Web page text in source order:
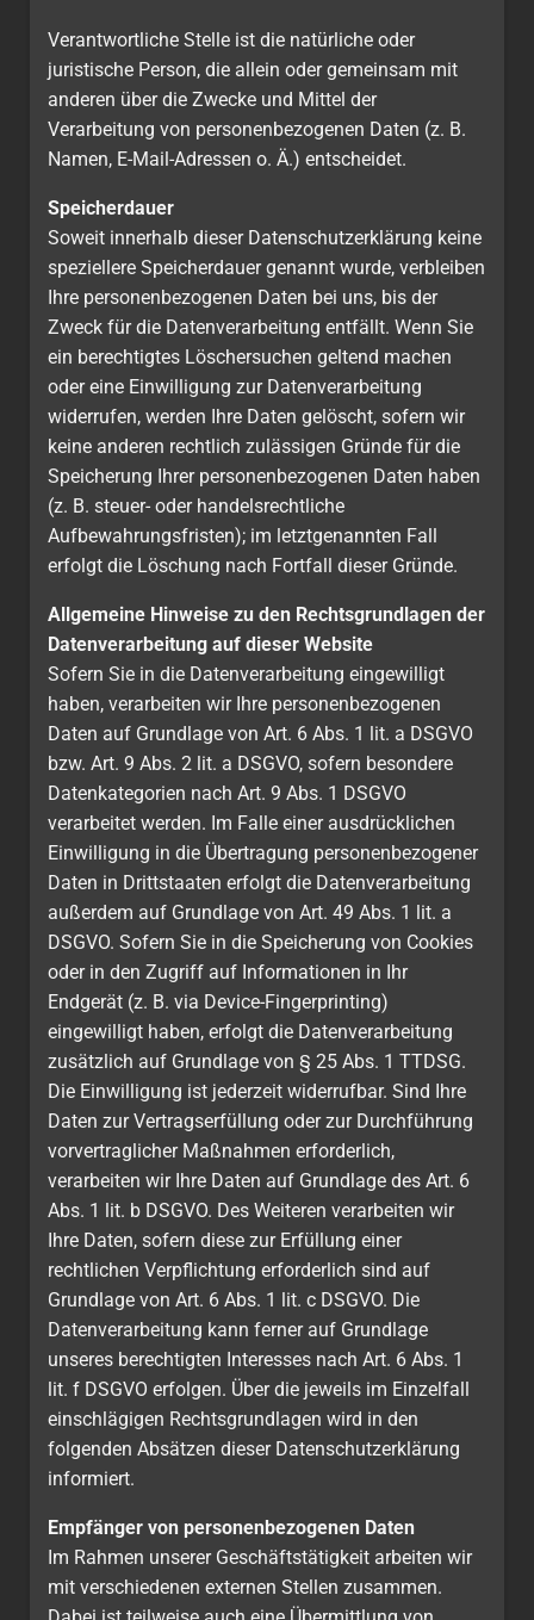
Verantwortliche Stelle ist die natürliche oder
juristische Person, die allein oder gemeinsam mit
anderen über die Zwecke und Mittel der
Verarbeitung von personenbezogenen Daten (z. B.
Namen, E-Mail-Adressen o. Ä.) entscheidet.
Speicherdauer
Soweit innerhalb dieser Datenschutzerklärung keine
speziellere Speicherdauer genannt wurde, verbleiben
Ihre personenbezogenen Daten bei uns, bis der
Zweck für die Datenverarbeitung entfällt. Wenn Sie
ein berechtigtes Löschersuchen geltend machen
oder eine Einwilligung zur Datenverarbeitung
widerrufen, werden Ihre Daten gelöscht, sofern wir
keine anderen rechtlich zulässigen Gründe für die
Speicherung Ihrer personenbezogenen Daten haben
(z. B. steuer- oder handelsrechtliche
Aufbewahrungsfristen); im letztgenannten Fall
erfolgt die Löschung nach Fortfall dieser Gründe.
Allgemeine Hinweise zu den Rechtsgrundlagen der
Datenverarbeitung auf dieser Website
Sofern Sie in die Datenverarbeitung eingewilligt
haben, verarbeiten wir Ihre personenbezogenen
Daten auf Grundlage von Art. 6 Abs. 1 lit. a DSGVO
bzw. Art. 9 Abs. 2 lit. a DSGVO, sofern besondere
Datenkategorien nach Art. 9 Abs. 1 DSGVO
verarbeitet werden. Im Falle einer ausdrücklichen
Einwilligung in die Übertragung personenbezogener
Daten in Drittstaaten erfolgt die Datenverarbeitung
außerdem auf Grundlage von Art. 49 Abs. 1 lit. a
DSGVO. Sofern Sie in die Speicherung von Cookies
oder in den Zugriff auf Informationen in Ihr
Endgerät (z. B. via Device-Fingerprinting)
eingewilligt haben, erfolgt die Datenverarbeitung
zusätzlich auf Grundlage von § 25 Abs. 1 TTDSG.
Die Einwilligung ist jederzeit widerrufbar. Sind Ihre
Daten zur Vertragserfüllung oder zur Durchführung
vorvertraglicher Maßnahmen erforderlich,
verarbeiten wir Ihre Daten auf Grundlage des Art. 6
Abs. 1 lit. b DSGVO. Des Weiteren verarbeiten wir
Ihre Daten, sofern diese zur Erfüllung einer
rechtlichen Verpflichtung erforderlich sind auf
Grundlage von Art. 6 Abs. 1 lit. c DSGVO. Die
Datenverarbeitung kann ferner auf Grundlage
unseres berechtigten Interesses nach Art. 6 Abs. 1
lit. f DSGVO erfolgen. Über die jeweils im Einzelfall
einschlägigen Rechtsgrundlagen wird in den
folgenden Absätzen dieser Datenschutzerklärung
informiert.
Empfänger von personenbezogenen Daten
Im Rahmen unserer Geschäftstätigkeit arbeiten wir
mit verschiedenen externen Stellen zusammen.